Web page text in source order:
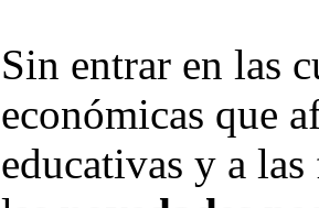
Sin entrar en las
económicas que
educativas y a